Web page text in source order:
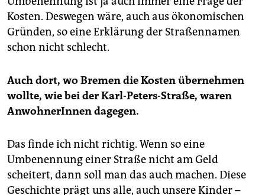
Kosten. Deswegen wäre, auch aus ökonomischen
Gründen, so eine Erklärung der Straßennamen
schon nicht schlecht.
Auch dort, wo Bremen die Kosten übernehmen
wollte, wie bei der Karl-Peters-Straße, waren
AnwohnerInnen dagegen.
Das finde ich nicht richtig. Wenn so eine
Umbenennung einer Straße nicht am Geld
scheitert, dann soll man das auch machen. Diese
Geschichte prägt uns alle, auch unsere Kinder –